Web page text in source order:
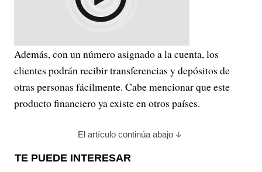
Además, con un número asignado a la cuenta, los
clientes podrán recibir transferencias y depósitos de
otras personas fácilmente. Cabe mencionar que este
producto financiero ya existe en otros países.
El artículo continúa abajo
TE PUEDE INTERESAR